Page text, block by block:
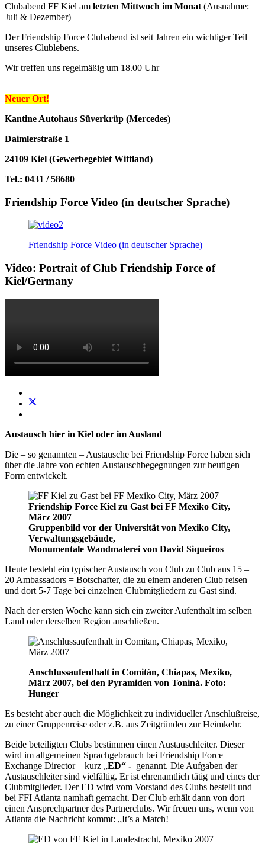
Clubabend FF Kiel am letzten Mittwoch im Monat (Ausnahme:
Juli & Dezember)
Der Friendship Force Clubabend ist seit Jahren ein wichtiger Teil
unseres Clublebens.
Wir treffen uns regelmäßig um 18.00 Uhr
Neuer Ort!
Kantine Autohaus Süverkrüp (Mercedes)
Daimlerstraße 1
24109 Kiel (Gewerbegebiet Wittland)
Tel.: 0431 / 58680
Friendship Force Video (in deutscher Sprache)
Friendship Force Video (in deutscher Sprache)
Video: Portrait of Club Friendship Force of
Kiel/Germany
Austausch hier in Kiel oder im Ausland
Die – so genannten – Austausche bei Friendship Force haben sich
über die Jahre von echten Austauschbegegnungen zur heutigen
Form entwickelt.
Friendship Force Kiel zu Gast bei FF Mexiko City,
März 2007
Gruppenbild vor der Universität von Mexiko City,
Verwaltungsgebäude,
Monumentale Wandmalerei von David Siqueiros
Heute besteht ein typischer Austausch von Club zu Club aus 15 –
20 Ambassadors = Botschafter, die zu einem anderen Club reisen
und dort 5-7 Tage bei einzelnen Clubmitgliedern zu Gast sind.
Nach der ersten Woche kann sich ein zweiter Aufenthalt im selben
Land oder derselben Region anschließen.
Anschlussaufenthalt in Comitán, Chiapas, Mexiko,
März 2007, bei den Pyramiden von Toniná. Foto:
Hunger
Es besteht aber auch die Möglichkeit zu individueller Anschlußreise,
zu einer Gruppenreise oder z.B. aus Zeitgründen zur Heimkehr.
Beide beteiligten Clubs bestimmen einen Austauschleiter. Dieser
wird im allgemeinen Sprachgebrauch bei Friendship Force
Exchange Director – kurz „ED“ - genannt. Die Aufgaben der
Austauschleiter sind vielfältig. Er ist ehrenamtlich tätig und eines der
Clubmitglieder. Der ED wird vom Vorstand des Clubs bestellt und
bei FFI Atlanta namhaft gemacht. Der Club erhält dann von dort
einen Ansprechpartner des Partnerclubs. Wir freuen uns, wenn von
Atlanta die Nachricht kommt: „It’s a Match!